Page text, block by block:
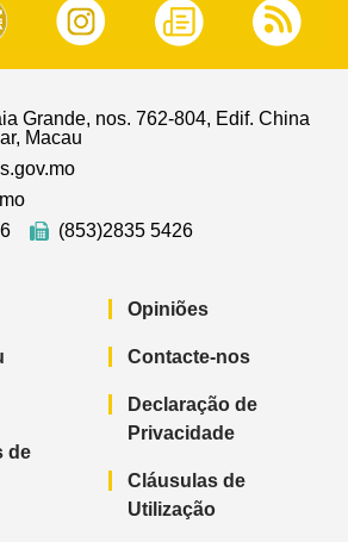
Grande, nos. 762-804, Edif. China
Macau
(853)2835 5426
de
Opiniões
Contacte-nos
Declaração de
Privacidade
Cláusulas de
Utilização